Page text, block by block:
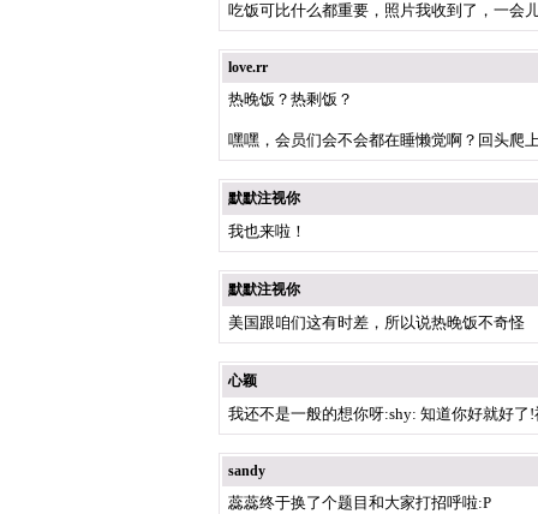
吃饭可比什么都重要，照片我收到了，一会
love.rr
热晚饭？热剩饭？
嘿嘿，会员们会不会都在睡懒觉啊？回头爬
默默注视你
我也来啦！
默默注视你
美国跟咱们这有时差，所以说热晚饭不奇怪
心颖
我还不是一般的想你呀:shy: 知道你好就好了
sandy
蕊蕊终于换了个题目和大家打招呼啦:P